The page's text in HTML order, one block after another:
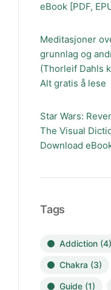
eBook [PDF,
Meditasjoner
grunnlag og
(Thorleif Dahls
Alt gratis å lese
Star Wars:
The Visual
Download
Tags
Addiction (4)
Chakra (3)
Guide (1)